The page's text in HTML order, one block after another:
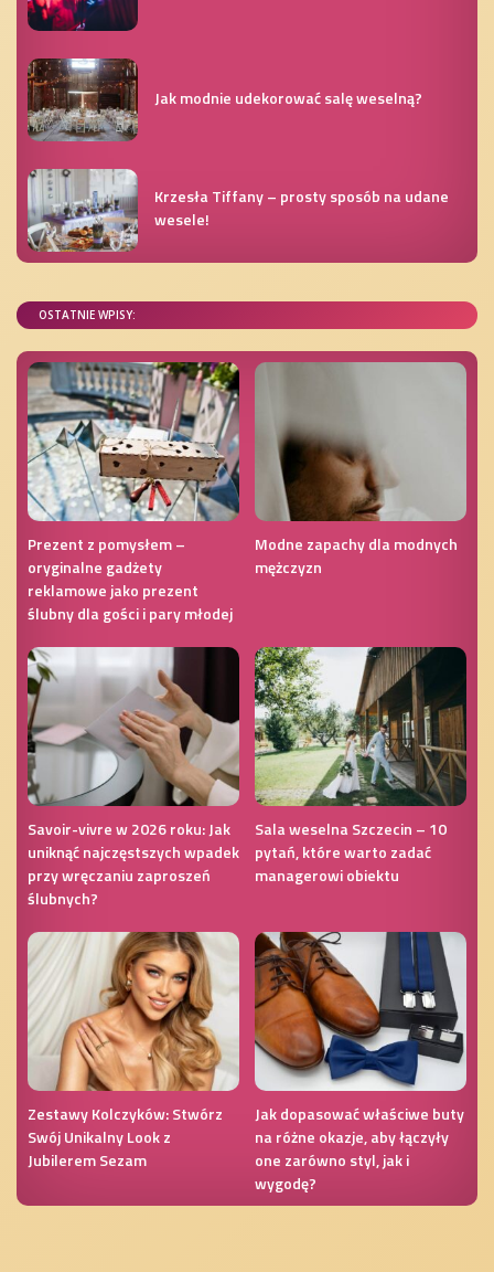
Jak modnie udekorować salę weselną?
Krzesła Tiffany – prosty sposób na udane
wesele!
OSTATNIE WPISY:
Prezent z pomysłem –
oryginalne gadżety
reklamowe jako prezent
ślubny dla gości i pary młodej
Modne zapachy dla modnych
mężczyzn
Savoir-vivre w 2026 roku: Jak
uniknąć najczęstszych wpadek
przy wręczaniu zaproszeń
ślubnych?
Sala weselna Szczecin – 10
pytań, które warto zadać
managerowi obiektu
Zestawy Kolczyków: Stwórz
Swój Unikalny Look z
Jubilerem Sezam
Jak dopasować właściwe buty
na różne okazje, aby łączyły
one zarówno styl, jak i
wygodę?